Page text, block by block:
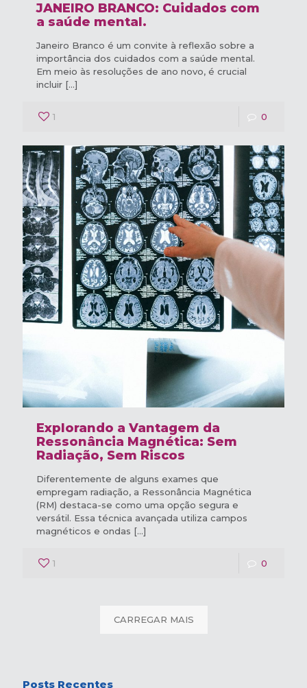
JANEIRO BRANCO: Cuidados com
a saúde mental.
Janeiro Branco é um convite à reflexão sobre a
importância dos cuidados com a saúde mental.
Em meio às resoluções de ano novo, é crucial
incluir […]
1 0
Explorando a Vantagem da
Ressonância Magnética: Sem
Radiação, Sem Riscos
Diferentemente de alguns exames que
empregam radiação, a Ressonância Magnética
(RM) destaca-se como uma opção segura e
versátil. Essa técnica avançada utiliza campos
magnéticos e ondas […]
1 0
CARREGAR MAIS
Posts Recentes